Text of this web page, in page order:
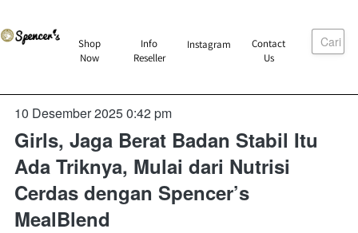
`
Shop
Now
` Info
Reseller
`Instagram `
Contact
Us
Cari
10 Desember 2025 0:42 pm
Girls, Jaga Berat Badan Stabil Itu
Ada Triknya, Mulai dari Nutrisi
Cerdas dengan Spencer’s
MealBlend